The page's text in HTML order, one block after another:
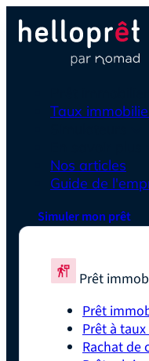
Taux
Nos articles
Guide de
Simuler mon prêt
Prêt
Prêt
Prêt à taux
Rachat de